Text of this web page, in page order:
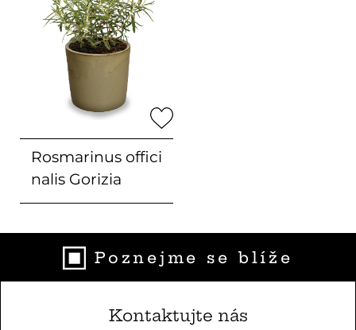
Rosmarinus offici
nalisGorizia
Poznejme se blíže
Kontaktujte nás